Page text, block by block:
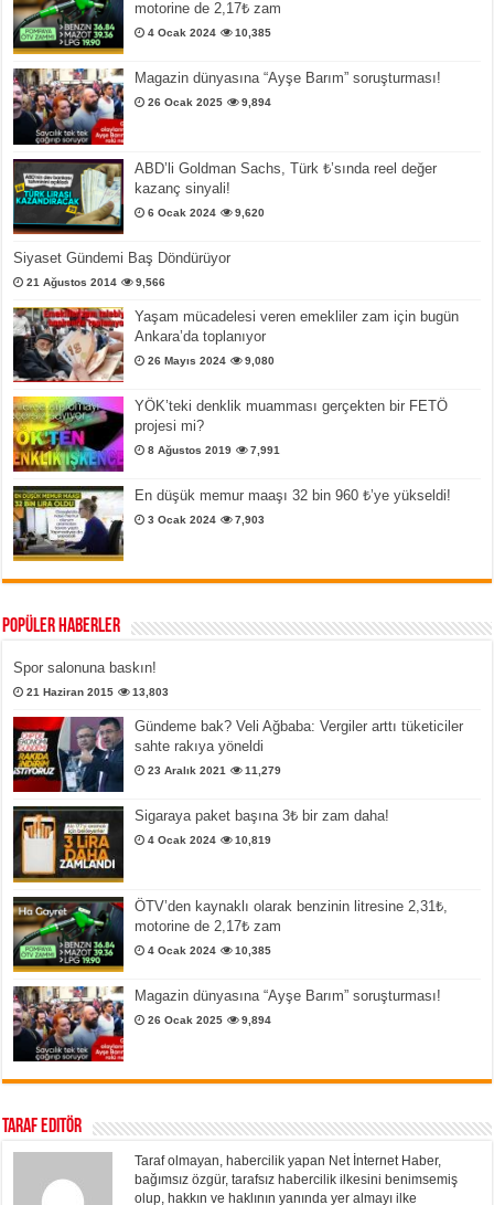
motorine de 2,17₺ zam
4 Ocak 2024 10,385
Magazin dünyasına “Ayşe Barım” soruşturması!
26 Ocak 2025 9,894
ABD’li Goldman Sachs, Türk ₺’sında reel değer
kazanç sinyali!
6 Ocak 2024 9,620
Siyaset Gündemi Baş Döndürüyor
21 Ağustos 2014 9,566
Yaşam mücadelesi veren emekliler zam için bugün
Ankara’da toplanıyor
26 Mayıs 2024 9,080
YÖK’teki denklik muamması gerçekten bir FETÖ
projesi mi?
8 Ağustos 2019 7,991
En düşük memur maaşı 32 bin 960 ₺’ye yükseldi!
3 Ocak 2024 7,903
Popüler Haberler
Spor salonuna baskın!
21 Haziran 2015 13,803
Gündeme bak? Veli Ağbaba: Vergiler arttı tüketiciler
sahte rakıya yöneldi
23 Aralık 2021 11,279
Sigaraya paket başına 3₺ bir zam daha!
4 Ocak 2024 10,819
ÖTV’den kaynaklı olarak benzinin litresine 2,31₺,
motorine de 2,17₺ zam
4 Ocak 2024 10,385
Magazin dünyasına “Ayşe Barım” soruşturması!
26 Ocak 2025 9,894
Taraf Editör
Taraf olmayan, habercilik yapan Net İnternet Haber,
bağımsız özgür, tarafsız habercilik ilkesini benimsemiş
olup, hakkın ve haklının yanında yer almayı ilke